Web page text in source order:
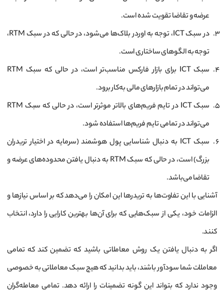
عرضه و تقاضا تقویت شده است.
در سبک ICT، توجه به اوردر بلاک‌ها می‌شود، در حالی که در سبک RTM،
توجه به الگوهای ساختاری است.
سبک ICT برای بازار فارکس مناسب‌تر است، در حالی که سبک RTM
می‌تواند در تمام بازارهای مالی به‌کار برود.
سبک ICT در تایم فریم‌های بالاتر موثرتر است، در حالی که سبک RTM
می‌تواند در تمامی تایم فریم‌ها استفاده شود.
سبک ICT به دنبال شناسایی پول هوشمند (سرمایه در اختیار تریدران
بزرگ) است، در حالی که سبک RTM به دنبال یافتن محدوده‌های عرضه و
تقاضا می‌باشد.
آشنایی با این تفاوت‌ها به تریدرها این امکان را می‌دهد که بر اساس نیازها و
الزامات خود، یکی از سبک‌هایی که برای آن‌ها بهترین کارایی را دارد، انتخاب
کنند.
اگر به دنبال یافتن یک روش معاملاتی باشید که تضمین کند که تمامی
معاملات شما سودآور باشند، باید بدانید که هیچ سبک معاملاتی به خصوصی
وجود ندارد که بتواند این گونه تضمینات را ارائه دهد. تمامی معامله‌گران